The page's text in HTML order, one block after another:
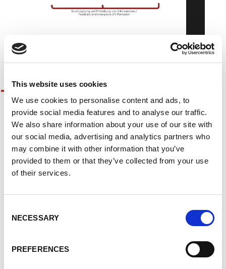
This website uses cookies
We use cookies to personalise content and ads, to
provide social media features and to analyse our traffic.
We also share information about your use of our site with
our social media, advertising and analytics partners who
may combine it with other information that you’ve
provided to them or that they’ve collected from your use
of their services.
Selection
NECESSARY
PREFERENCES
Qualitätsmanagement
Qualität ist, wenn die Kunden
zurückkommen – und nicht die
Produkte
Die Qualität unserer Produkte ist ein wichtiger
Wettbewerbsfaktor und für uns eine Verpflichtung
Lieferanten haben einen wesentlichen Einfluss auf
unserer Kunden.
Zusammenarbeit sehen wir den Weg, gemeinsam mit
unseren Lieferanten die Qualitätsziele – und damit